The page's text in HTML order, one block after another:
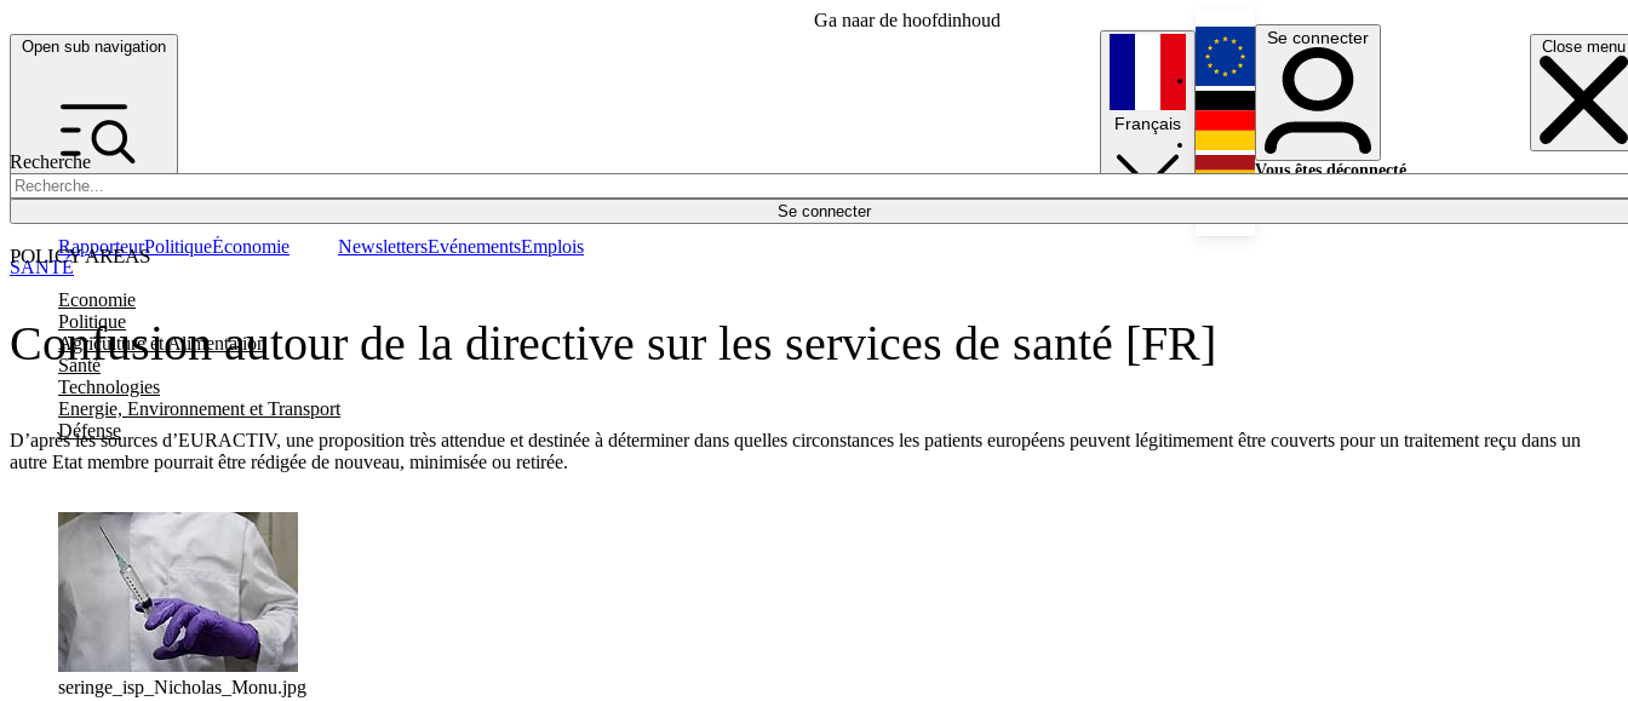
Ga naar de hoofdinhoud
Open sub navigation Close menu
Recherche
Se connecter
POLICY AREAS
Economie
Politique
Agriculture et Alimentation
Santé
Technologies
Energie, Environnement et Transport
Défense
RapporteurPolitiqueÉconomie NewslettersEvénementsEmplois
Français
English
Deutsch
Se connecter
Vous êtes déconnecté.
Confusion autour de la directive sur les services de santé [FR]
D’après les sources d’EURACTIV, une proposition très attendue et destinée à déterminer dans quelles circonstances les patients européens peuvent légitimement être couverts pour un traitement reçu dans un
autre Etat membre pourrait être rédigée de nouveau, minimisée ou retirée.
SANTÉ
seringe_isp_Nicholas_Monu.jpg